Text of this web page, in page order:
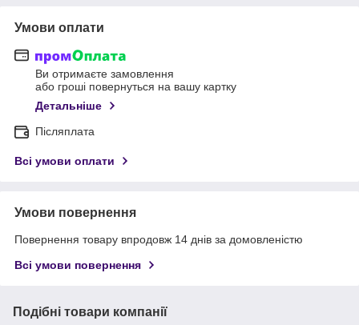
Умови оплати
Ви отримаєте замовлення
або гроші повернуться на вашу картку
Детальніше
Післяплата
Всі умови оплати
Умови повернення
Повернення товару впродовж 14 днів за домовленістю
Всі умови повернення
Подібні товари компанії